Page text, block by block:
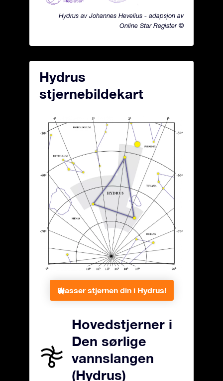
Hydrus av Johannes Hevelius - adapsjon av
Online Star Register ©
Hydrus
stjernebildekart
Plasser stjernen din i Hydrus!
Hovedstjerner i
Den sørlige
vannslangen
(Hydrus)